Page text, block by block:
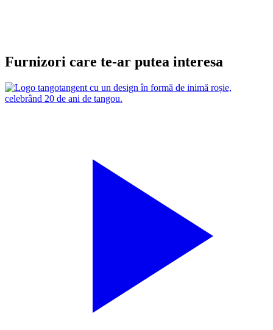
Furnizori care te-ar putea interesa